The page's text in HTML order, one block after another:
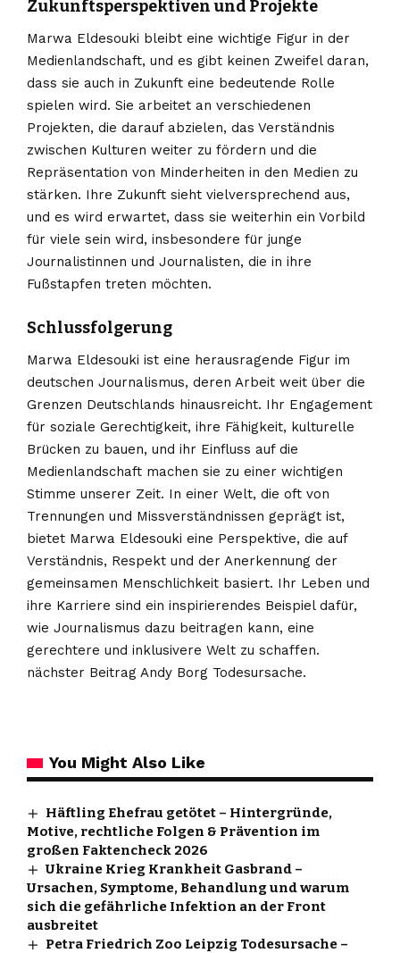
Zukunftsperspektiven und Projekte
Marwa Eldesouki bleibt eine wichtige Figur in der
Medienlandschaft, und es gibt keinen Zweifel daran,
dass sie auch in Zukunft eine bedeutende Rolle
spielen wird. Sie arbeitet an verschiedenen
Projekten, die darauf abzielen, das Verständnis
zwischen Kulturen weiter zu fördern und die
Repräsentation von Minderheiten in den Medien zu
stärken. Ihre Zukunft sieht vielversprechend aus,
und es wird erwartet, dass sie weiterhin ein Vorbild
für viele sein wird, insbesondere für junge
Journalistinnen und Journalisten, die in ihre
Fußstapfen treten möchten.
Schlussfolgerung
Marwa Eldesouki ist eine herausragende Figur im
deutschen Journalismus, deren Arbeit weit über die
Grenzen Deutschlands hinausreicht. Ihr Engagement
für soziale Gerechtigkeit, ihre Fähigkeit, kulturelle
Brücken zu bauen, und ihr Einfluss auf die
Medienlandschaft machen sie zu einer wichtigen
Stimme unserer Zeit. In einer Welt, die oft von
Trennungen und Missverständnissen geprägt ist,
bietet Marwa Eldesouki eine Perspektive, die auf
Verständnis, Respekt und der Anerkennung der
gemeinsamen Menschlichkeit basiert. Ihr Leben und
ihre Karriere sind ein inspirierendes Beispiel dafür,
wie Journalismus dazu beitragen kann, eine
gerechtere und inklusivere Welt zu schaffen.
nächster Beitrag Andy Borg Todesursache.
You Might Also Like
Häftling Ehefrau getötet – Hintergründe,
Motive, rechtliche Folgen & Prävention im
großen Faktencheck 2026
Ukraine Krieg Krankheit Gasbrand –
Ursachen, Symptome, Behandlung und warum
sich die gefährliche Infektion an der Front
ausbreitet
Petra Friedrich Zoo Leipzig Todesursache –